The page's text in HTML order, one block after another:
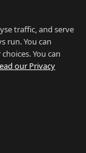
traffic, and serve
run. You can
You can
our Privacy